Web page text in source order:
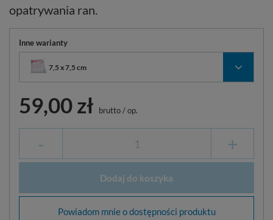
opatrywania ran.
Inne warianty
7,5 x 7,5 cm
59,00 zł brutto/op.
- +
Dodaj do koszyka
Powiadom mnie o dostępności produktu